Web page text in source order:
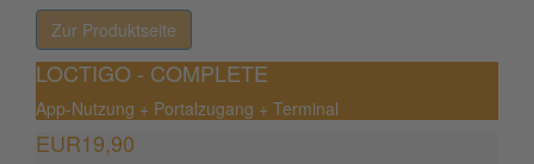
Go toLOCTIGO – Basic
Zur Produktseite
LOCTIGO - COMPLETE
App-Nutzung + Portalzugang + Terminal
EUR19,90